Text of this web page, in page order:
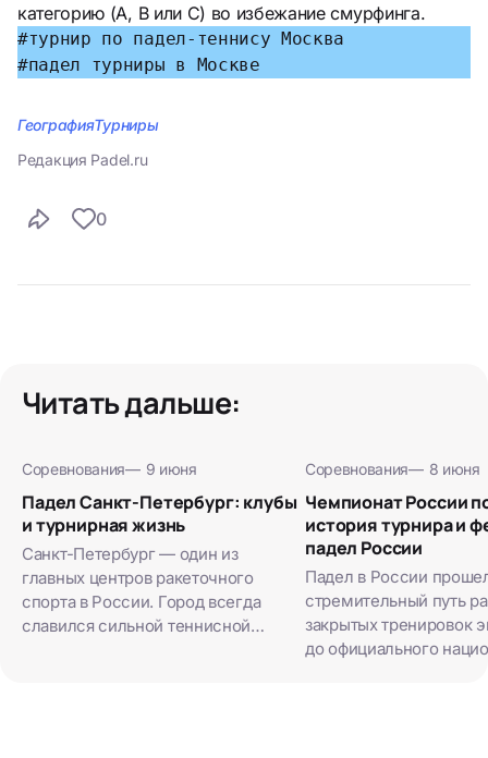
категорию (A, B или C) во избежание смурфинга.
#турнир по падел-теннису Москва
#падел турниры в Москве
ГеографияТурниры
Редакция Padel.ru
0
Читать дальше:
Соревнования— 9 июня
Падел Санкт-Петербург: клубы
и турнирная жизнь
Санкт-Петербург — один из
главных центров ракеточного
спорта в России. Город всегда
славился сильной теннисной
Соревнования— 8 июня
Чемпионат России
история турнира и
падел России
Падел в России
стремительный путь
закрытых тренировок
до официального